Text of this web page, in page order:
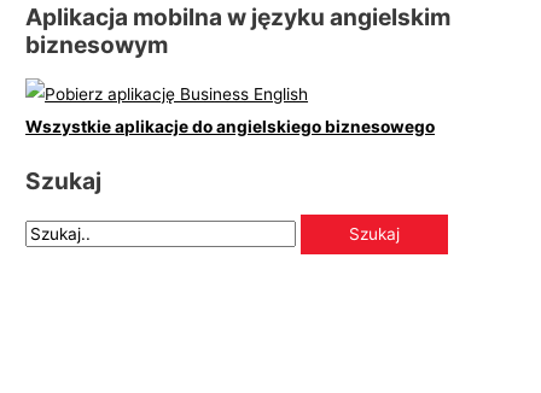
Aplikacja mobilna w języku angielskim
biznesowym
Wszystkie aplikacje do angielskiego biznesowego
Szukaj